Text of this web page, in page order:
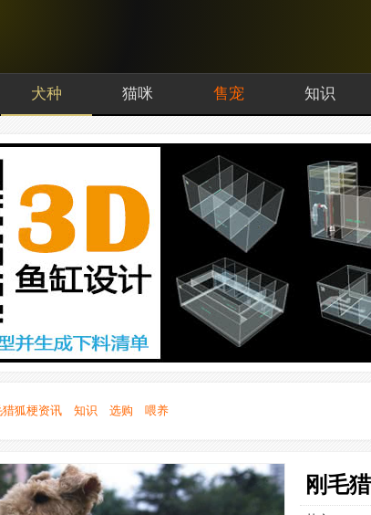
犬种 猫咪 售宠 知识
猎狐梗资讯 知识 选购 喂养
刚毛